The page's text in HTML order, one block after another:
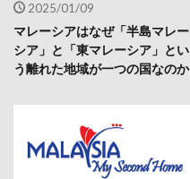
2025/01/09
マレーシアはなぜ「半島マレー
シア」と「東マレーシア」とい
う離れた地域が一つの国なのか